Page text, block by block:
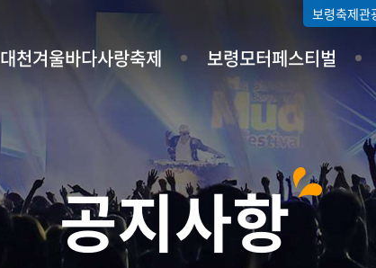
대천겨울바다사랑축제 보령모터페스티벌
보령축제관
공지사항